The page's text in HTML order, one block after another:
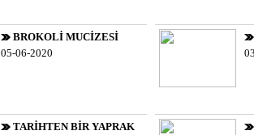
BROKOLİ MUCİZESİ
05-06-2020
TARİHTEN BİR YAPRAK